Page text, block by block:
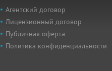
Агентский договор
Лицензионный договор
Публичная оферта
Политика конфиденциальности